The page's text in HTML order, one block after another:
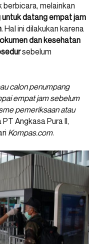
berbicara, melainkan
datang empat jam
. Hal ini dilakukan karena
dan kesehatan
sebelum
calon penumpang
empat jam sebelum
pemeriksaan atau
Angkasa Pura II,
Kompas.com.